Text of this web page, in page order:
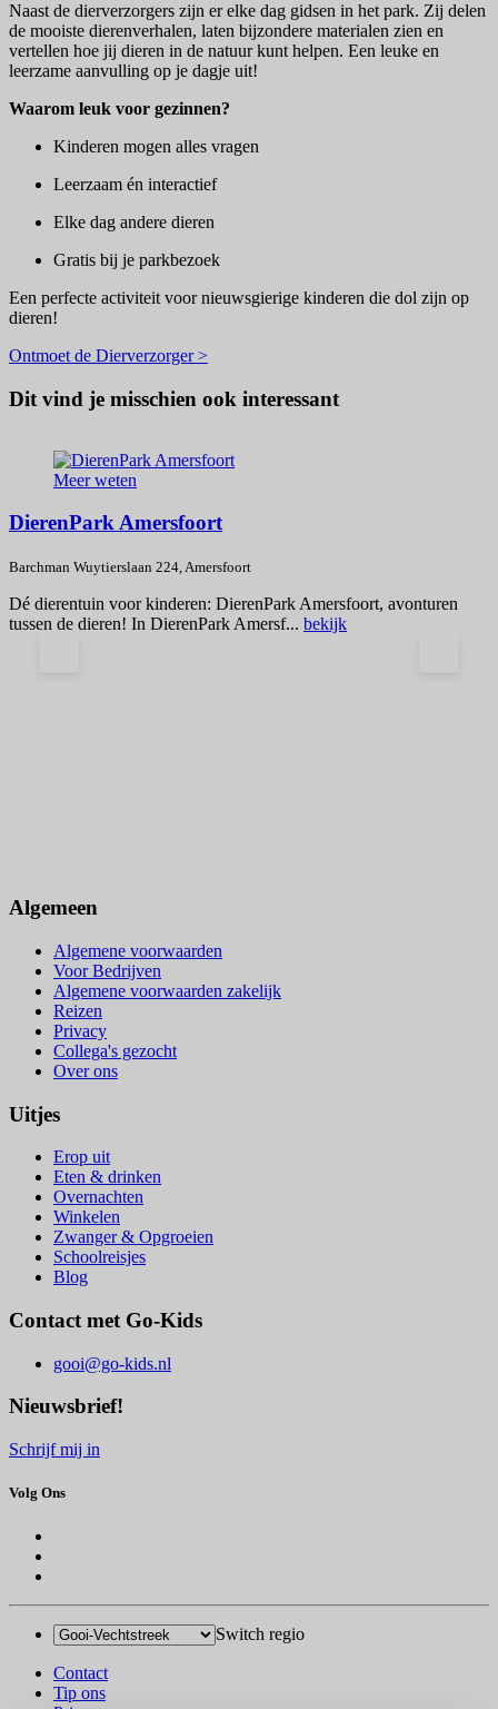
Naast de dierverzorgers zijn er elke dag gidsen in het park. Zij delen
de mooiste dierenverhalen, laten bijzondere materialen zien en
vertellen hoe jij dieren in de natuur kunt helpen. Een leuke en
leerzame aanvulling op je dagje uit!
Waarom leuk voor gezinnen?
Kinderen mogen alles vragen
Leerzaam én interactief
Elke dag andere dieren
Gratis bij je parkbezoek
Een perfecte activiteit voor nieuwsgierige kinderen die dol zijn op
dieren!
Ontmoet de Dierverzorger >
Dit vind je misschien ook interessant
Meer weten
DierenPark Amersfoort
Barchman Wuytierslaan 224, Amersfoort
Dé dierentuin voor kinderen: DierenPark Amersfoort, avonturen
tussen de dieren! In DierenPark Amersf... bekijk
Algemeen
Algemene voorwaarden
Voor Bedrijven
Algemene voorwaarden zakelijk
Reizen
Privacy
Collega's gezocht
Over ons
Uitjes
Erop uit
Eten & drinken
Overnachten
Winkelen
Zwanger & Opgroeien
Schoolreisjes
Blog
Contact met Go-Kids
gooi@go-kids.nl
Nieuwsbrief!
Schrijf mij in
Volg Ons
Switch regio
Contact
Tip ons